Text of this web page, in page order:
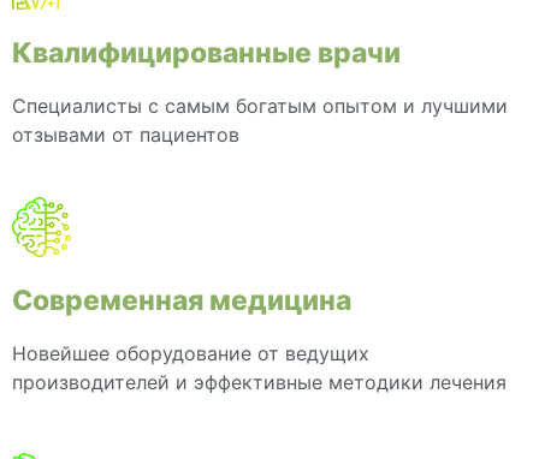
Квалифицированные врачи
Специалисты с самым богатым опытом и лучшими
отзывами от пациентов
Современная медицина
Новейшее оборудование от ведущих
производителей и эффективные методики лечения